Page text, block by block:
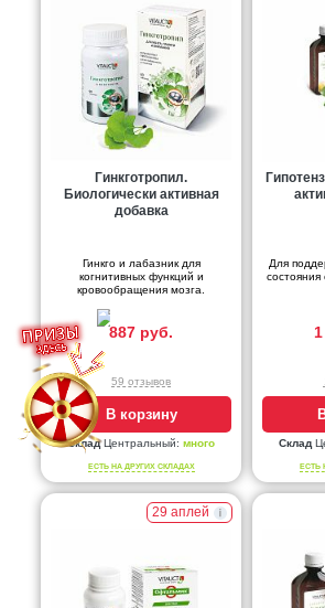
Гинкготропил.
Биологически активная
добавка
Гинкго и лабазник для
когнитивных функций и
кровообращения мозга.
887 руб.
59 отзывов
В корзину
СкладЦентральный: много
ЕСТЬ НА ДРУГИХ СКЛАДАХ
Для
состояния
Склад
ЕСТЬ
29 аплей